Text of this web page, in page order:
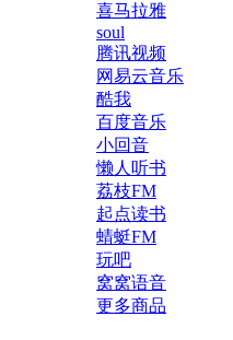
喜马拉雅
soul
腾讯视频
网易云音乐
酷我
百度音乐
小回音
懒人听书
荔枝FM
起点读书
蜻蜓FM
玩吧
窝窝语音
更多商品